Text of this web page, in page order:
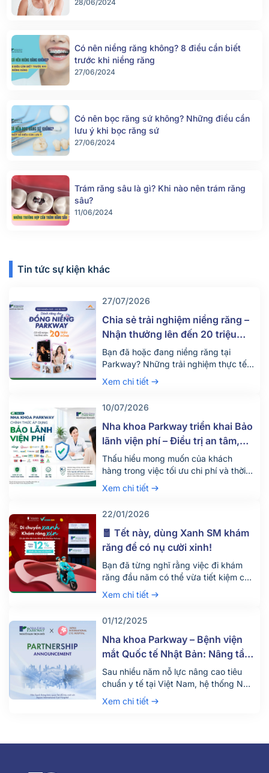
28/06/2024
Có nên niềng răng không? 8 điều cần biết
trước khi niềng răng
27/06/2024
Có nên bọc răng sứ không? Những điều cần
lưu ý khi bọc răng sứ
27/06/2024
Trám răng sâu là gì? Khi nào nên trám răng
sâu?
11/06/2024
Tin tức sự kiện khác
27/07/2026
Chia sẻ trải nghiệm niềng răng –
Nhận thưởng lên đến 20 triệu
đồng
Bạn đã hoặc đang niềng răng tại
Parkway? Những trải nghiệm thực tế
của bạn có thể giúp nhiều người tự tin
hơn khi đưa ra quyết định thay đổi nụ
câu chuyện chân thực từ chính khách
hàng, Nha khoa Parkway phối hợp
cùng AccessTrade triển khai […]
Xem chi tiết
10/07/2026
Nha khoa Parkway triển khai Bảo
lãnh viện phí – Điều trị an tâm,
tận dụng tối đa quyền lợi bảo
hiểm
Thấu hiểu mong muốn của khách
hàng trong việc tối ưu chi phí và thời
gian khi điều trị nha khoa, Nha khoa
Parkway chính thức triển khai dịch vụ
18/06/2026. Bảo lãnh viện phí là gì?
Bảo lãnh viện phí là hình thức công ty
bảo hiểm thanh […]
Xem chi tiết
22/01/2026
🧧 Tết này, dùng Xanh SM khám
răng để có nụ cười xinh!
Bạn đã từng nghĩ rằng việc đi khám
răng đầu năm có thể vừa tiết kiệm chi
phí di chuyển, vừa góp phần bảo vệ
môi trường chưa? Mùa Tết này, Nha
Xanh SM mang đến cho khách hàng
trải nghiệm “Di chuyển xanh – Khám
răng xịn”, […]
Xem chi tiết
01/12/2025
Nha khoa Parkway – Bệnh viện
mắt Quốc tế Nhật Bản: Nâng tầm
trải nghiệm chăm sóc sức khỏe
răng và mắt
Sau nhiều năm nỗ lực nâng cao tiêu
chuẩn y tế tại Việt Nam, hệ thống Nha
khoa Parkway tiếp tục khẳng định
cam kết không ngừng mang đến trải
vừa chính thức khởi động dự án hợp
Xem chi tiết